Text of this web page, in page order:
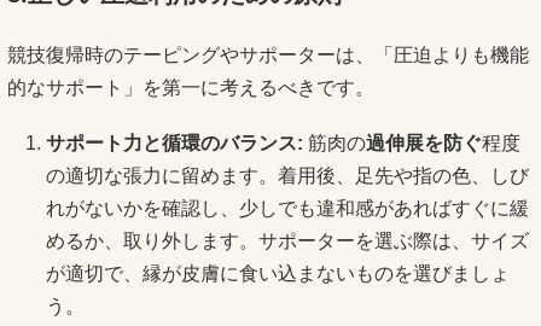
競技復帰時のテーピングやサポーターは、「圧迫よりも機能
的なサポート」を第一に考えるべきです。
サポート力と循環のバランス: 筋肉の過伸展を防ぐ程度
の適切な張力に留めます。着用後、足先や指の色、しび
れがないかを確認し、少しでも違和感があればすぐに緩
めるか、取り外します。サポーターを選ぶ際は、サイズ
が適切で、縁が皮膚に食い込まないものを選びましょ
う。